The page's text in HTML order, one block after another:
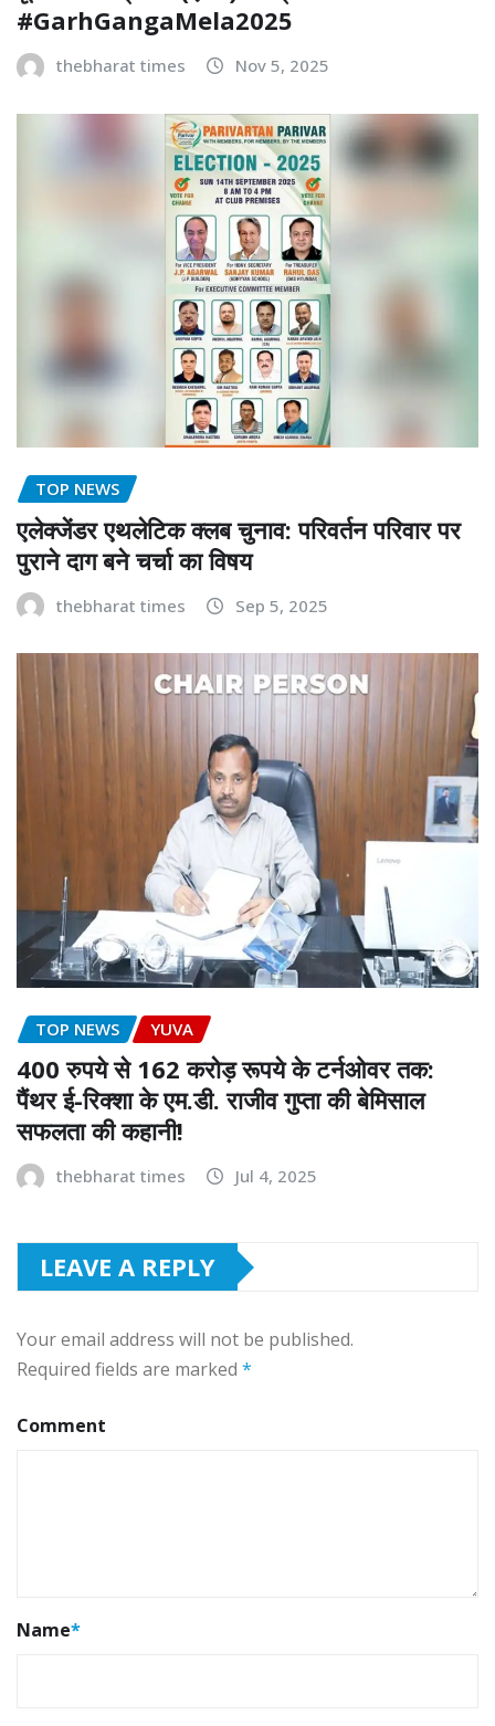
#GarhGangaMela2025
thebharat times Nov 5, 2025
TOP NEWS
एलेक्जेंडर एथलेटिक क्लब चुनाव: परिवर्तन परिवार पर
पुराने दाग बने चर्चा का विषय
thebharat times Sep 5, 2025
TOP NEWS YUVA
400 रुपये से 162 करोड़ रूपये के टर्नओवर तक:
पैंथर ई-रिक्शा के एम.डी. राजीव गुप्ता की बेमिसाल
सफलता की कहानी!
thebharat times Jul 4, 2025
LEAVE A REPLY
Your email address will not be published.
Required fields are marked *
Comment
Name*